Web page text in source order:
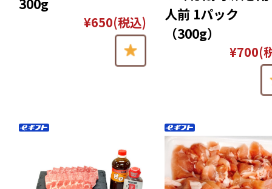
300g
¥650(税込)
人前 1パック
（300g）
¥700(